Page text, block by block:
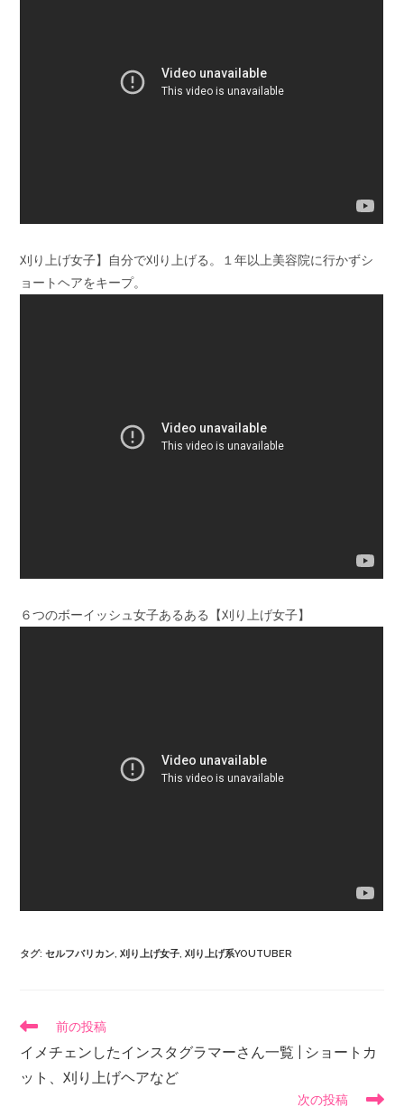
刈り上げ女子】自分で刈り上げる。１年以上美容院に行かずシ
ョートヘアをキープ。
６つのボーイッシュ女子あるある【刈り上げ女子】
タグ:セルフバリカン, 刈り上げ女子, 刈り上げ系YOUTUBER
前の投稿
イメチェンしたインスタグラマーさん一覧 | ショートカ
ット、刈り上げヘアなど
次の投稿